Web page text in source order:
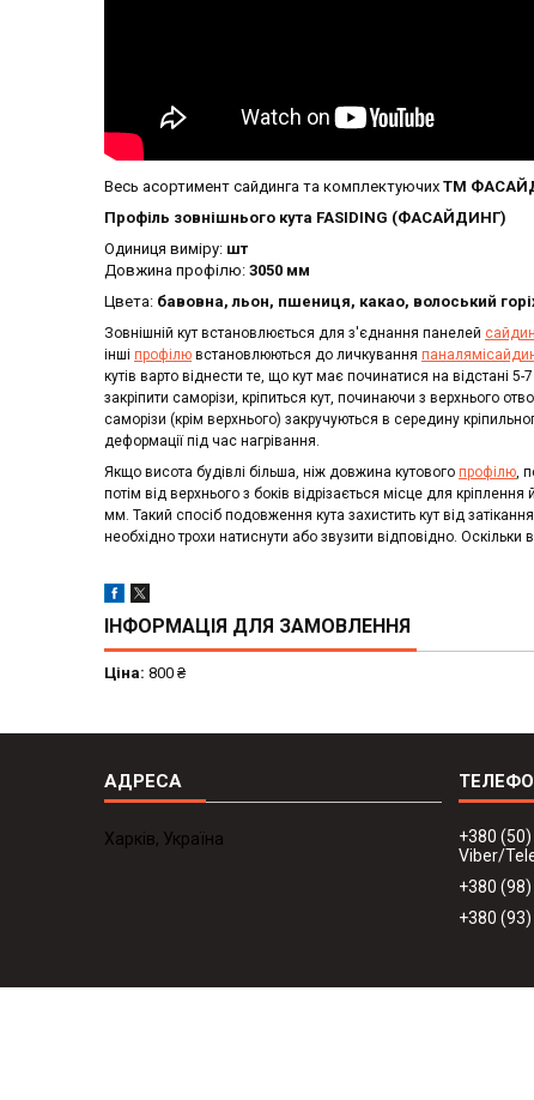
Весь асортимент сайдинга та комплектуючих ТМ
Профіль зовнішнього кута FASIDING (ФАСАЙДИНГ)
Одиниця виміру: шт
Довжина профілю: 3050 мм
Цвета: бавовна, льон, пшениця, какао, волоський
Зовнішній кут встановлюється для з'єднання панелей
інші профілю встановлюються до личкування
кутів варто віднести те, що кут має починатися на відстані
закріпити саморізи, кріпиться кут, починаючи з верхнього
саморізи (крім верхнього) закручуються в середину
деформації під час нагрівання.
Якщо висота будівлі більша, ніж довжина кутового профілю,
потім від верхнього з боків відрізається місце для
мм. Такий спосіб подовження кута захистить кут від
необхідно трохи натиснути або звузити відповідно.
ІНФОРМАЦІЯ ДЛЯ ЗАМОВЛЕННЯ
Ціна: 800 ₴
Харків, Україна
+380
Viber/
+380
+380